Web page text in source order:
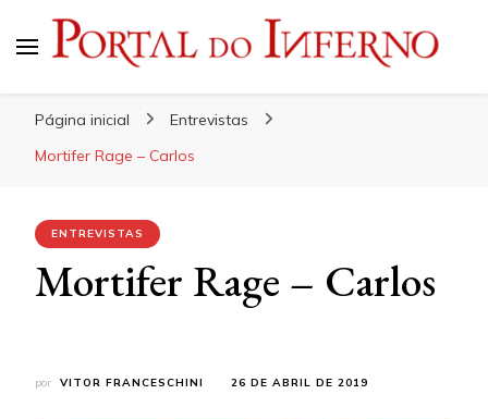
Página inicial
Entrevistas
Mortifer Rage – Carlos
ENTREVISTAS
Mortifer Rage – Carlos
por VITOR FRANCESCHINI 26 DE ABRIL DE 2019